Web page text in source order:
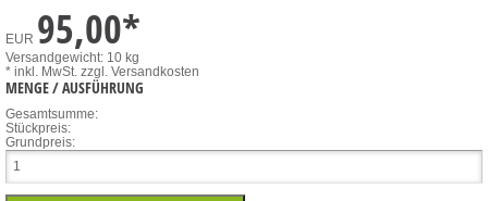
EUR 95,00*
Versandgewicht: 10 kg
* inkl. MwSt. zzgl. Versandkosten
MENGE / AUSFÜHRUNG
Gesamtsumme:
Stückpreis:
Grundpreis: